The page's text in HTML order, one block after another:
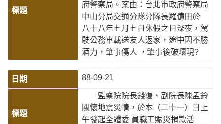
府警察局。案由：台北市政府警察局
中山分局交通分隊分隊長羅億田於
八十八年七月七日休假之日深夜，駕
駛公務車載送友人返家，途中因不勝
酒力，肇事傷人 ，肇事後破壞現?
88-09-21
監察院院長錢復、副院長陳孟鈴
關懷地震災情，於本（二十一）日上
午發起全體委 員職工賑災捐款活